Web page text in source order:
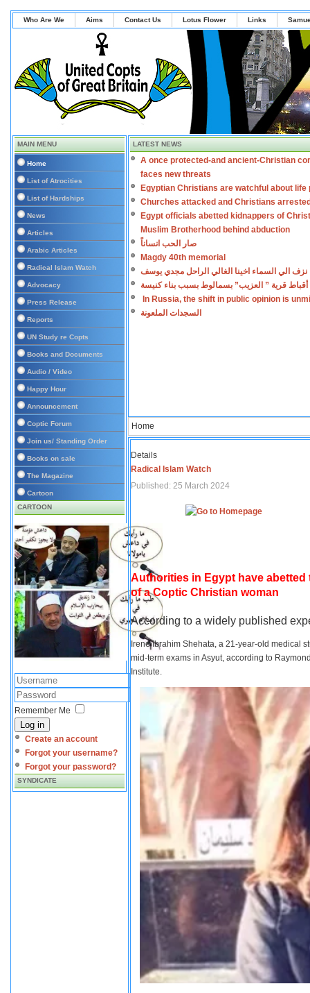
Who Are We Aims Contact Us Lotus Flower Links
MAIN MENU
Home
List of Atrocities
List of Hardships
News
Articles
Arabic Articles
Radical Islam Watch
Advocacy
Press Release
Reports
UN Study re Copts
Books and Documents
Audio / Video
Happy Hour
Announcement
Coptic Forum
Join us/ Standing Order
Books on sale
The Magazine
Cartoon
CARTOON
Remember Me
Log in
Create an account
Forgot your username?
Forgot your password?
SYNDICATE
LATEST NEWS
A once protected-and ancient-Christian
faces new threats
Egyptian Christians are watchful about life
Churches attacked and Christians
Egypt officials abetted kidnappers of
Muslim Brotherhood behind abduction
صار الحب انساناً
Magdy 40th memorial
نزف الي السماء اخينا الغالي الراحل مجدي يوسف
أقباط قرية ” العزيب” بسمالوط بسبب بناء كنيسة
In Russia, the shift in public opinion is
السجدات الملعونة
Home
Details
Radical Islam Watch
Published: 25 March 2024
Authorities in Egypt have
of a Coptic Christian woman
According to a widely published
Irene Ibrahim Shehata, a 21-year-old medical
mid-term exams in Asyut, according to
Institute.